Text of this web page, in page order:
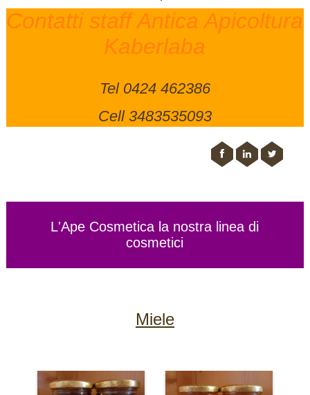
Contatti staff Antica Apicoltura
Kaberlaba
Tel 0424 462386
Cell 3483535093
L'Ape Cosmetica la nostra linea di
cosmetici
Miele